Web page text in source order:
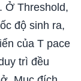
Ở Threshold,
độ sinh ra,
của T pace
trì đều